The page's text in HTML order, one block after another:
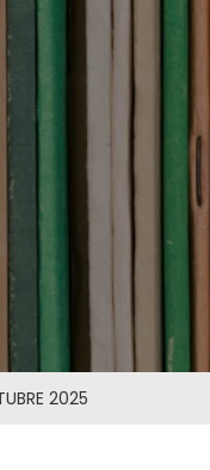
2025